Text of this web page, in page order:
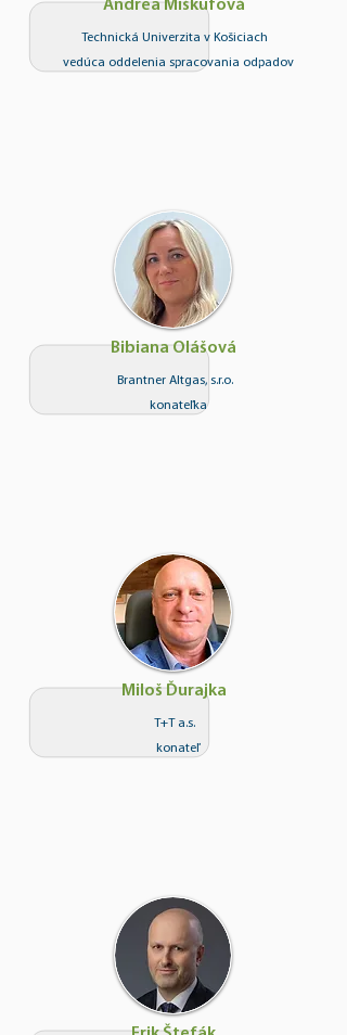
Andrea Miškufová
Technická Univerzita v Košiciach
vedúca oddelenia spracovania odpadov
Bibiana Olášová
Brantner Altgas, s.r.o.
konateľka
Miloš Ďurajka
T+T a.s.
konateľ